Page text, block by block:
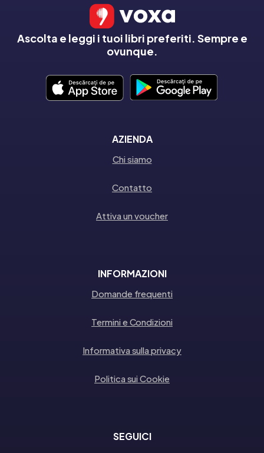
Ascolta e leggi i tuoi libri preferiti. Sempre e
ovunque.
AZIENDA
Chi siamo
Contatto
Attiva un voucher
INFORMAZIONI
Domande frequenti
Termini e Condizioni
Informativa sulla privacy
Politica sui Cookie
SEGUICI